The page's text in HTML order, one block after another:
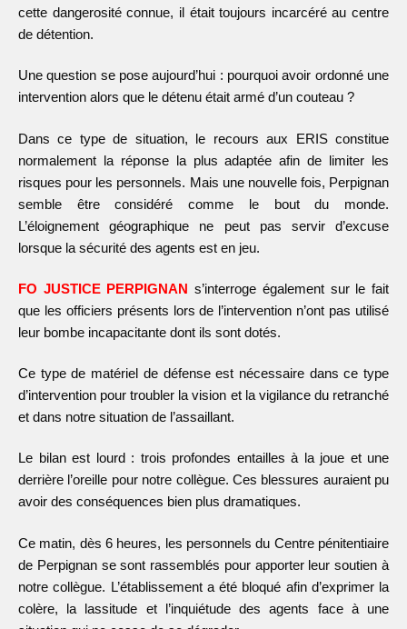
cette dangerosité connue, il était toujours incarcéré au centre
de détention.
Une question se pose aujourd’hui : pourquoi avoir ordonné une
intervention alors que le détenu était armé d’un couteau ?
Dans ce type de situation, le recours aux ERIS constitue
normalement la réponse la plus adaptée afin de limiter les
risques pour les personnels. Mais une nouvelle fois, Perpignan
semble être considéré comme le bout du monde.
L’éloignement géographique ne peut pas servir d’excuse
lorsque la sécurité des agents est en jeu.
FO JUSTICE PERPIGNAN s’interroge également sur le fait
que les officiers présents lors de l’intervention n’ont pas utilisé
leur bombe incapacitante dont ils sont dotés.
Ce type de matériel de défense est nécessaire dans ce type
d’intervention pour troubler la vision et la vigilance du retranché
et dans notre situation de l’assaillant.
Le bilan est lourd : trois profondes entailles à la joue et une
derrière l’oreille pour notre collègue. Ces blessures auraient pu
avoir des conséquences bien plus dramatiques.
Ce matin, dès 6 heures, les personnels du Centre pénitentiaire
de Perpignan se sont rassemblés pour apporter leur soutien à
notre collègue. L’établissement a été bloqué afin d’exprimer la
colère, la lassitude et l’inquiétude des agents face à une